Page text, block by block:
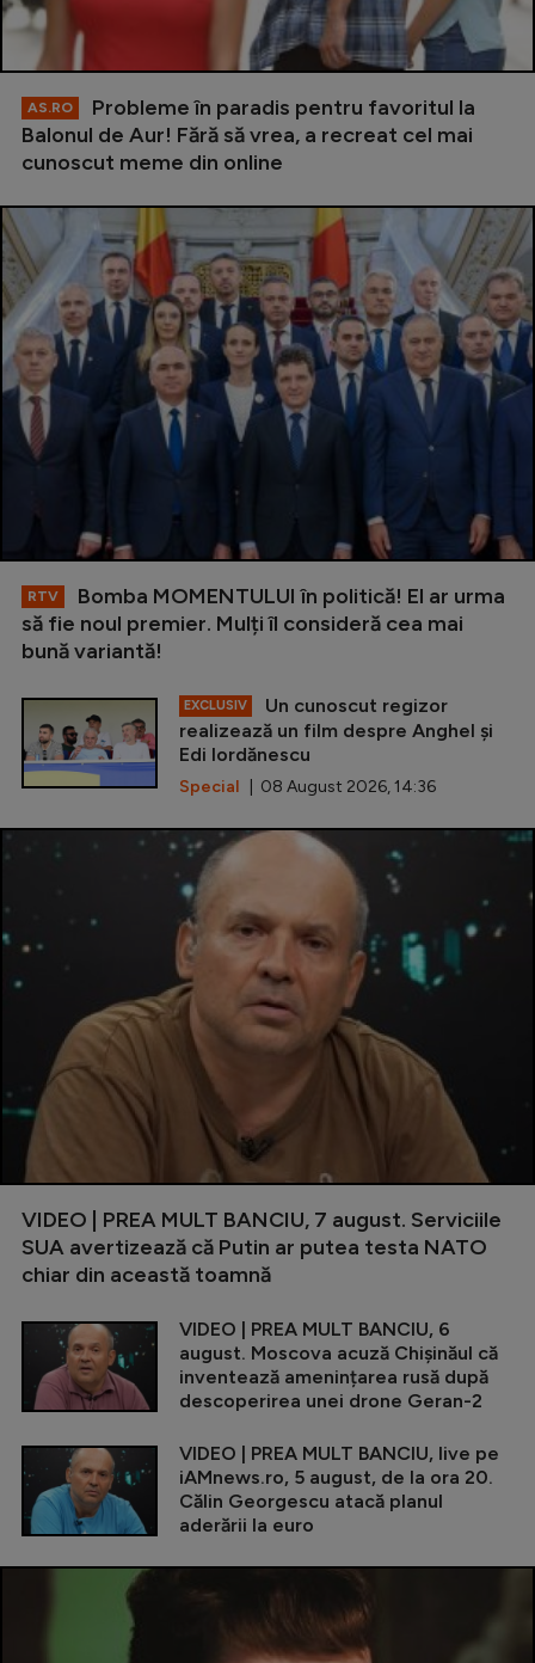
AS.RO
Probleme în paradis pentru favoritul la
Balonul de Aur! Fără să vrea, a recreat cel mai
cunoscut meme din online
RTV
Bomba MOMENTULUI în politică! El ar urma
să fie noul premier. Mulți îl consideră cea mai
bună variantă!
EXCLUSIV
Un cunoscut regizor
realizează un film despre Anghel și
Edi Iordănescu
Special | 08 August 2026, 14:36
VIDEO | PREA MULT BANCIU, 7 august. Serviciile
SUA avertizează că Putin ar putea testa NATO
chiar din această toamnă
VIDEO | PREA MULT BANCIU, 6
august. Moscova acuză Chișinăul că
inventează amenințarea rusă după
descoperirea unei drone Geran-2
VIDEO | PREA MULT BANCIU, live pe
iAMnews.ro, 5 august, de la ora 20.
Călin Georgescu atacă planul
aderării la euro